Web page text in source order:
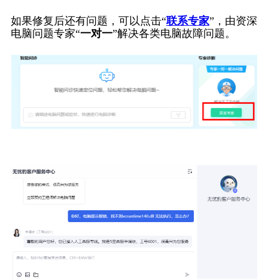
如果修复后还有问题，可以点击“联系专家”，由资深
电脑问题专家“一对一”解决各类电脑故障问题。